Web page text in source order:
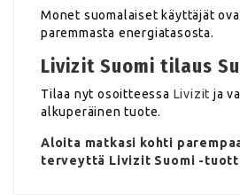
Monet suomalaiset käyttäjät
paremmasta energiatasosta.
Livizit Suomi tilaus
Tilaa nyt osoitteessa Livizit ja
alkuperäinen tuote.
Aloita matkasi kohti
terveyttä Livizit Suomi -